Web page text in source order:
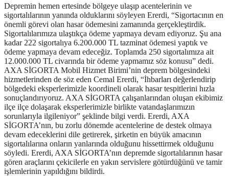
Depremin hemen ertesinde bölgeye ulaşıp acentelerinin ve
sigortalılarının yanında olduklarını söyleyen Ererdi, “Sigortacının en
önemli görevi olan hasar ödemesini zamanında gerçekleştirdik.
Sigortalılarımıza ulaştıkça ödeme yapmaya devam ediyoruz. Şu ana
kadar 222 sigortalıya 6.200.000 TL tazminat ödemesi yaptık ve
ödeme yapmaya devam edeceğiz. Toplamda 250 sigortalımıza ait
12.000.000 TL civarında bir ödeme yapmamız söz konusu” dedi.
AXA SİGORTA Mobil Hizmet Birimi’nin deprem bölgesindeki
hizmetlerinden de söz eden Cemal Ererdi, “İhbarları değerlendirip
bölgedeki eksperlerimizle koordineli olarak hasar tespitlerini hızla
sonuçlandırıyoruz. AXA SİGORTA çalışanlarından oluşan ekibimiz
ilçe ilçe dolaşarak eksperlerimizle birlikte vatandaşlarımızın
sorunlarıyla ilgileniyor” şeklinde bilgi verdi. Ererdi, AXA
SİGORTA’nın, bu zorlu dönemde acentelerine de destek olmaya
devam edeceklerini dile getirerek, şirketin en büyük amacının
sigortalılarına onların yanlarında olduğunu hissettirmek olduğunu
söyledi. Ererdi, AXA SİGORTA’nın depremde sigortalılarının hasar
gören araçlarını çekicilerle en yakın servislere götürdüğünü ve tamir
işlemlerinin yapıldığını bildirdi.